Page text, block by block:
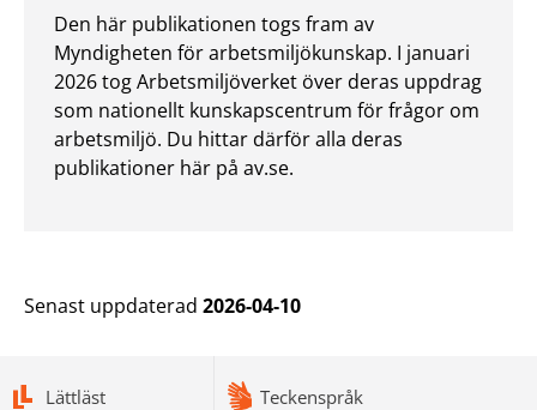
Den här publikationen togs fram av
Myndigheten för arbetsmiljökunskap. I januari
2026 tog Arbetsmiljöverket över deras uppdrag
som nationellt kunskapscentrum för frågor om
arbetsmiljö. Du hittar därför alla deras
publikationer här på av.se.
Senast uppdaterad 2026-04-10
Lättläst Teckenspråk